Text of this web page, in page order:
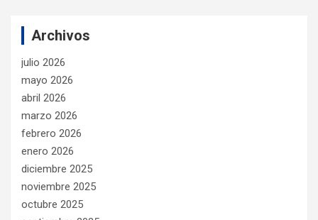
Archivos
julio 2026
mayo 2026
abril 2026
marzo 2026
febrero 2026
enero 2026
diciembre 2025
noviembre 2025
octubre 2025